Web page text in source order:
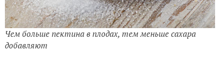
Чем больше пектина в плодах, тем меньше сахара
добавляют